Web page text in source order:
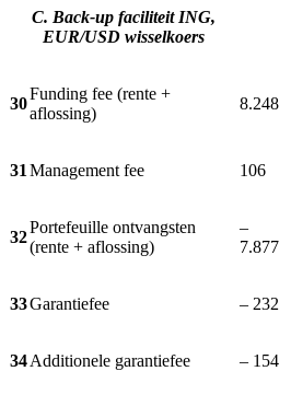
C. Back-up faciliteit ING,
EUR/USD wisselkoers
30
Funding fee (rente +
aflossing)
8.248
31 Management fee 106
32
Portefeuille ontvangsten
(rente + aflossing)
–
7.877
33Garantiefee – 232
34Additionele garantiefee – 154